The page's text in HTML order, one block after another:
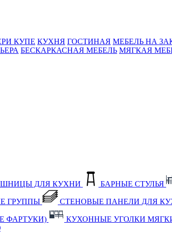
КУПЕ КУХНЯ ГОСТИНАЯ МЕБЕЛЬ НА
БЕСКАРКАСНАЯ МЕБЕЛЬ МЯГКАЯ
ДЛЯ КУХНИ БАРНЫЕ СТУЛЬЯ
ГРУППЫ СТЕНОВЫЕ ПАНЕЛИ ДЛЯ
ФАРТУКИ) КУХОННЫЕ УГОЛКИ